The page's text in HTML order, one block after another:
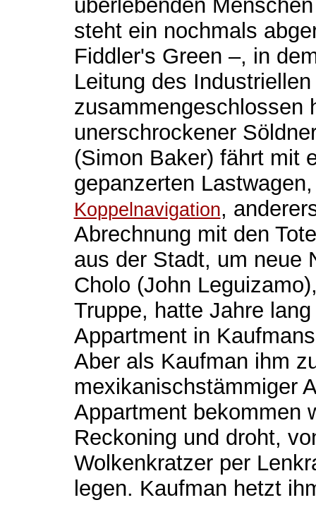
überlebenden
steht ein nochmals
Fiddler's Green –, in
Leitung des
zusammengeschlossen
unerschrockener
(Simon Baker) fährt mit
gepanzerten
Koppelnavigation,
Abrechnung mit den
aus der Stadt, um neue
Cholo (John
Truppe, hatte Jahre
Appartment in
Aber als Kaufman ihm
mexikanischstämmiger
Appartment bekommen
Reckoning und droht,
Wolkenkratzer per
legen. Kaufman hetzt